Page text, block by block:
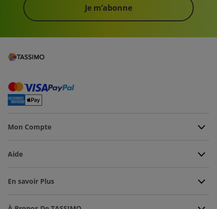
Je m’abonne
Mon Compte
Aide
En savoir Plus